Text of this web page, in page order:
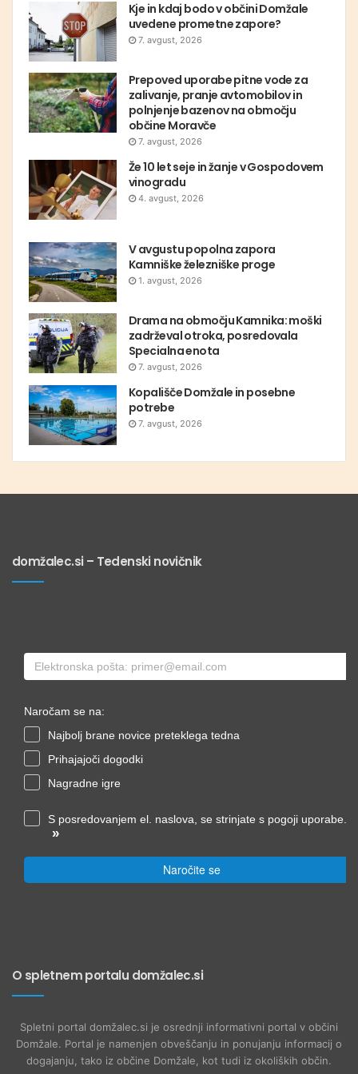
Kje in kdaj bodo v občini Domžale
uvedene prometne zapore?
7. avgust, 2026
Prepoved uporabe pitne vode za
zalivanje, pranje avtomobilov in
polnjenje bazenov na območju
občine Moravče
7. avgust, 2026
Že 10 let seje in žanje v Gospodovem
vinogradu
4. avgust, 2026
V avgustu popolna zapora
Kamniške železniške proge
1. avgust, 2026
Drama na območju Kamnika: moški
zadrževal otroka, posredovala
Specialna enota
7. avgust, 2026
Kopališče Domžale in posebne
potrebe
7. avgust, 2026
domžalec.si – Tedenski novičnik
Naročam se na:
Najbolj brane novice preteklega tedna
Prihajajoči dogodki
Nagradne igre
S posredovanjem el. naslova, se strinjate s pogoji uporabe.
»
Naročite se
O spletnem portalu domžalec.si
Spletni portal domžalec.si je osrednji informativni portal v občini
Domžale. Portal je namenjen obveščanju in ponujanju informacij o
dogajanju, tako iz občine Domžale, kot tudi iz okoliških občin.